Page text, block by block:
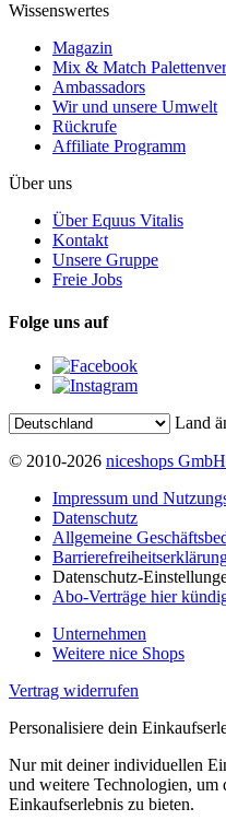
Wissenswertes
Magazin
Mix & Match
Ambassadors
Wir und unsere Umwelt
Rückrufe
Affiliate Programm
Über uns
Über Equus Vitalis
Kontakt
Unsere Gruppe
Freie Jobs
Folge uns auf
Land
© 2010-2026 niceshops GmbH
Impressum und
Datenschutz
Allgemeine
Datenschutz-
Abo-Verträge hier
Unternehmen
Weitere nice Shops
Vertrag widerrufen
Personalisiere dein
Nur mit deiner individuellen
und weitere Technologien, um
Einkaufserlebnis zu bieten.